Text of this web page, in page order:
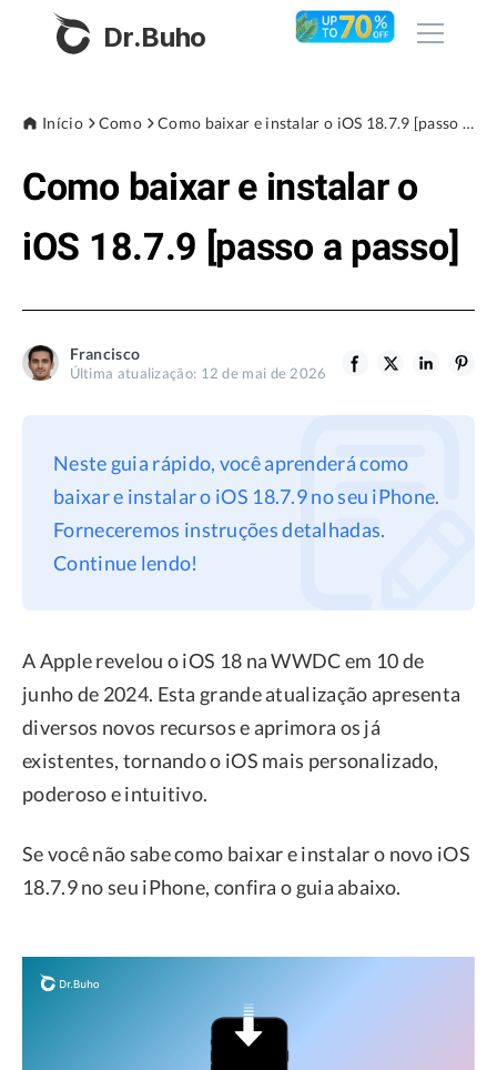
Dr.Buho
Produtos
BuhoCleaner
BuhoRepair
BuhoNTFS
Loja
Sobre nós
Assistência
Privacidade
Termos
Início Como Como baixar e instalar o iOS 18.7.9 [passo a passo]
Como baixar e instalar o
iOS 18.7.9 [passo a passo]
Francisco
Última atualização: 12 de mai de 2026
Neste guia rápido, você aprenderá como
baixar e instalar o iOS 18.7.9 no seu iPhone.
Forneceremos instruções detalhadas.
Continue lendo!
A Apple revelou o iOS 18 na WWDC em 10 de
junho de 2024. Esta grande atualização apresenta
diversos novos recursos e aprimora os já
existentes, tornando o iOS mais personalizado,
poderoso e intuitivo.
Se você não sabe como baixar e instalar o novo iOS
18.7.9 no seu iPhone, confira o guia abaixo.